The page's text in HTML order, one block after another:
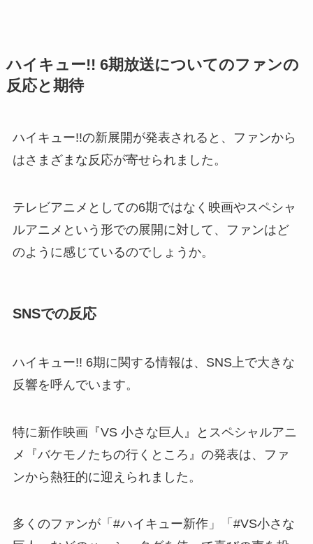
ハイキュー!! 6期放送についてのファンの
反応と期待
ハイキュー!!の新展開が発表されると、ファンから
はさまざまな反応が寄せられました。
テレビアニメとしての6期ではなく映画やスペシャ
ルアニメという形での展開に対して、ファンはど
のように感じているのでしょうか。
SNSでの反応
ハイキュー!! 6期に関する情報は、SNS上で大きな
反響を呼んでいます。
特に新作映画『VS 小さな巨人』とスペシャルアニ
メ『バケモノたちの行くところ』の発表は、ファ
ンから熱狂的に迎えられました。
多くのファンが「#ハイキュー新作」「#VS小さな